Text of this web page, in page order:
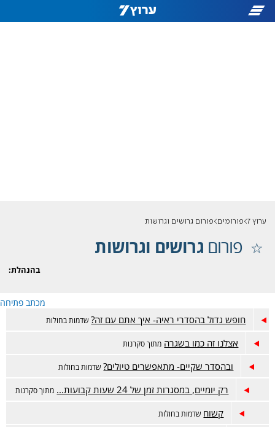
ערוץ 7 פורומים פורום גרושים וגרושות
פורום גרושים וגרושות
בהנהלת:
מכתב פתיחה
חופש גדול בהסדרי ראיה- איך אתם עם זה? שדמות בחולות
אצלנו זה כמו בשגרה מתוך סקרנות
ובהסדר שקיים- מתאפשרים טיולים? שדמות בחולות
רק יומיים, במסגרות זמן של 24 שעות קבועות... מתוך סקרנות
קשוח שדמות בחולות